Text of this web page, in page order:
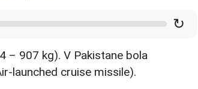
↻
– 907 kg). V Pakistane bola
launched cruise missile).